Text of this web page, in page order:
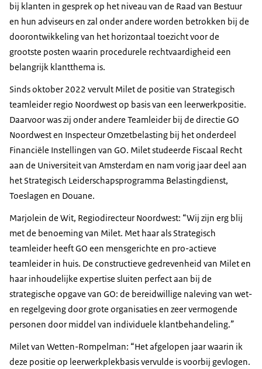
bij klanten in gesprek op het niveau van de Raad van Bestuur
en hun adviseurs en zal onder andere worden betrokken bij de
doorontwikkeling van het horizontaal toezicht voor de
grootste posten waarin procedurele rechtvaardigheid een
belangrijk klantthema is.
Sinds oktober 2022 vervult Milet de positie van Strategisch
teamleider regio Noordwest op basis van een leerwerkpositie.
Daarvoor was zij onder andere Teamleider bij de directie GO
Noordwest en Inspecteur Omzetbelasting bij het onderdeel
Financiële Instellingen van GO. Milet studeerde Fiscaal Recht
aan de Universiteit van Amsterdam en nam vorig jaar deel aan
het Strategisch Leiderschapsprogramma Belastingdienst,
Toeslagen en Douane.
Marjolein de Wit, Regiodirecteur Noordwest: “Wij zijn erg blij
met de benoeming van Milet. Met haar als Strategisch
teamleider heeft GO een mensgerichte en pro-actieve
teamleider in huis. De constructieve gedrevenheid van Milet en
haar inhoudelijke expertise sluiten perfect aan bij de
strategische opgave van GO: de bereidwillige naleving van wet-
en regelgeving door grote organisaties en zeer vermogende
personen door middel van individuele klantbehandeling.”
Milet van Wetten-Rompelman: “Het afgelopen jaar waarin ik
deze positie op leerwerkplekbasis vervulde is voorbij gevlogen.